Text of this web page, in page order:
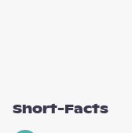
Short-Facts